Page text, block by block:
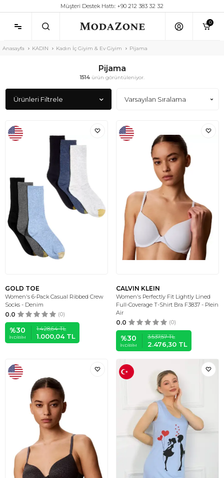
Müşteri Destek Hattı: +90 212 383 32 32
0
Anasayfa KADIN Kadın İç Giyim & Ev Giyim Pijama
Pijama
1514ürün görüntüleniyor.
Ürünleri Filtrele
GOLD TOE
Women's 6-Pack Casual Ribbed Crew
Socks - Denim
0.0 (0)
%30
İNDIRIM
1.428,64TL
1.000,04TL
CALVIN KLEIN
Women's Perfectly Fit Lightly Lined
Full-Coverage T-Shirt Bra F3837 - Plein
Air
0.0 (0)
%30
İNDIRIM
3.537,57TL
2.476,30 TL